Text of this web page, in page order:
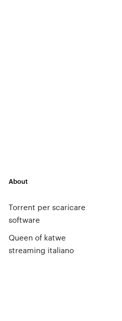
About
Torrent per scaricare
software
Queen of katwe
streaming italiano